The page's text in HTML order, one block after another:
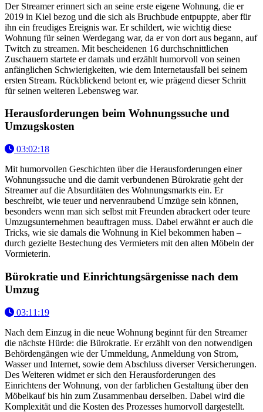
Der Streamer erinnert sich an seine erste eigene Wohnung, die er
2019 in Kiel bezog und die sich als Bruchbude entpuppte, aber für
ihn ein freudiges Ereignis war. Er schildert, wie wichtig diese
Wohnung für seinen Werdegang war, da er von dort aus begann, auf
Twitch zu streamen. Mit bescheidenen 16 durchschnittlichen
Zuschauern startete er damals und erzählt humorvoll von seinen
anfänglichen Schwierigkeiten, wie dem Internetausfall bei seinem
ersten Stream. Rückblickend betont er, wie prägend dieser Schritt
für seinen weiteren Lebensweg war.
Herausforderungen beim Wohnungssuche und
Umzugskosten
03:02:18
Mit humorvollen Geschichten über die Herausforderungen einer
Wohnungssuche und die damit verbundenen Bürokratie geht der
Streamer auf die Absurditäten des Wohnungsmarkts ein. Er
beschreibt, wie teuer und nervenraubend Umzüge sein können,
besonders wenn man sich selbst mit Freunden abrackert oder teure
Umzugsunternehmen beauftragen muss. Dabei erwähnt er auch die
Tricks, wie sie damals die Wohnung in Kiel bekommen haben –
durch gezielte Bestechung des Vermieters mit den alten Möbeln der
Vormieterin.
Bürokratie und Einrichtungsärgenisse nach dem
Umzug
03:11:19
Nach dem Einzug in die neue Wohnung beginnt für den Streamer
die nächste Hürde: die Bürokratie. Er erzählt von den notwendigen
Behördengängen wie der Ummeldung, Anmeldung von Strom,
Wasser und Internet, sowie dem Abschluss diverser Versicherungen.
Des Weiteren widmet er sich den Herausforderungen des
Einrichtens der Wohnung, von der farblichen Gestaltung über den
Möbelkauf bis hin zum Zusammenbau derselben. Dabei wird die
Komplexität und die Kosten des Prozesses humorvoll dargestellt.